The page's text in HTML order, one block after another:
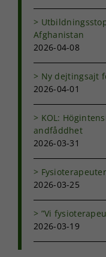
Afghanistan
2026-04-08
Ny dejtingsajt
2026-04-01
KOL:
andfåddhet
2026-03-31
2026-03-25
”Vi
2026-03-19